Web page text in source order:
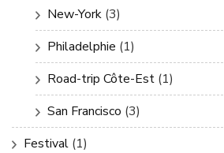
New-York (3)
Philadelphie (1)
Road-trip Côte-Est (1)
San Francisco (3)
Festival (1)